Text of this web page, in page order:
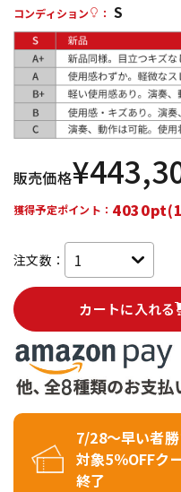
配信/ライブ機器
中古
コンディション
： S
販売価格¥
獲得予定ポイント：
注文数：
カートに入れる
7/28～早い者
対象5％OFFク
終了